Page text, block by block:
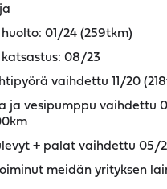
01/24 (259tkm)
08/23
vaihdettu 11/20
ja vesipumppu vaihdettu
+ palat vaihdettu 05/
meidän yrityksen